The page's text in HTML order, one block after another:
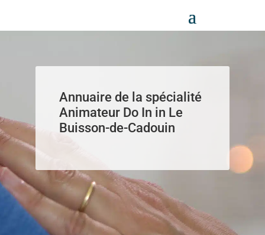
Annuaire de la spécialité
Animateur Do In in Le
Buisson-de-Cadouin